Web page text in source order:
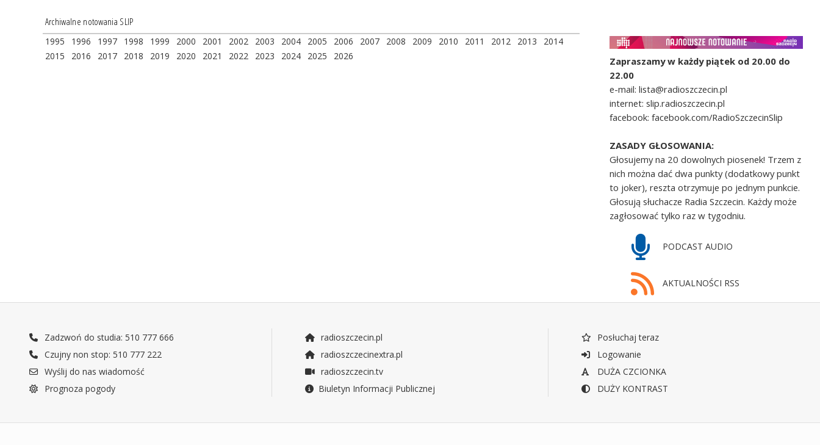
Archiwalne notowania SLIP
1995 1996 1997 1998 1999 2000 2001 2002 2003 2004 2005 2006 2007 2008 2009 2010 2011 2012 2013
2014
2015
2016 2017 2018 2019 2020 2021 2022 2023 2024 2025 2026
Zapraszamy w każdy piątek od 20.00 do
22.00
e-mail: lista@radioszczecin.pl
internet: slip.radioszczecin.pl
facebook: facebook.com/RadioSzczecinSlip
ZASADY GŁOSOWANIA:
Głosujemy na 20 dowolnych piosenek! Trzem z
nich można dać dwa punkty (dodatkowy punkt
to joker), reszta otrzymuje po jednym punkcie.
Głosują słuchacze Radia Szczecin. Każdy może
zagłosować tylko raz w tygodniu.
PODCAST AUDIO
AKTUALNOŚCI RSS
Zadzwoń do studia: 510 777 666
Czujny non stop: 510 777 222
Wyślij do nas wiadomość
Prognoza pogody
radioszczecin.pl
radioszczecinextra.pl
radioszczecin.tv
Biuletyn Informacji Publicznej
Posłuchaj teraz
Logowanie
DUŻA CZCIONKA
DUŻY KONTRAST